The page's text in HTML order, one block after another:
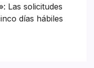
Las solicitudes
días hábiles